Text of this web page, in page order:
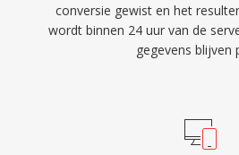
conversie gewist en het
wordt binnen 24 uur van de
gegevens blijven